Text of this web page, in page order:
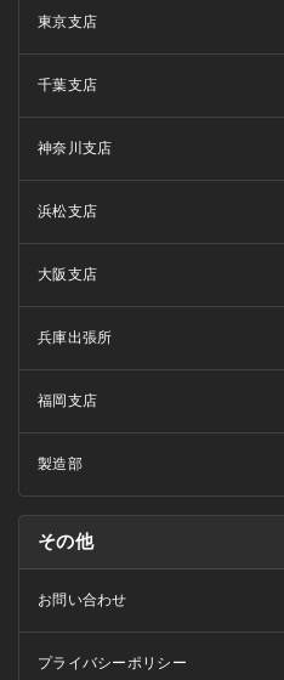
東京支店
千葉支店
神奈川支店
浜松支店
大阪支店
兵庫出張所
福岡支店
製造部
その他
お問い合わせ
プライバシーポリシー